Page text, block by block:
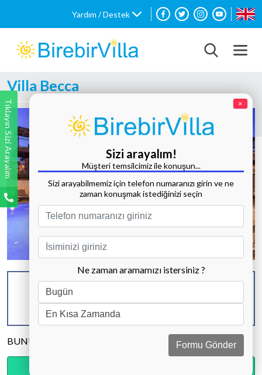
Yardım / Destek
Villa Becca
Tüm Fotoğrafları Göster
KAPASİTE
8 KİŞİ
BANYO & WC
4 ADET
YATAK ODASI
BUNU PAYLAŞ
Tıklayın Sizi Arayalım ×
Sizi arayalım!
Müşteri temsilcimiz ile konuşun...
Sizi arayabilmemiz için telefon numaranızı girin ve ne
zaman konuşmak istediğinizi seçin
Ne zaman aramamızı istersiniz ?
Formu Gönder